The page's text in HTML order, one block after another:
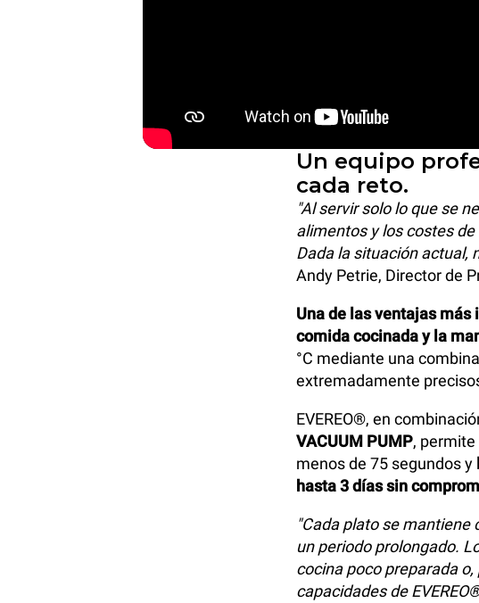
Un equipo
cada reto.
"Al servir solo lo que se
alimentos y los costes
Dada la situación actual,
Andy Petrie, Director de
Una de las ventajas más
comida cocinada y la
°C mediante una
extremadamente
EVEREO®, en
VACUUM PUMP,
menos de 75 segundos y
hasta 3 días sin
"Cada plato se
un periodo prolongado.
cocina poco preparada
capacidades de